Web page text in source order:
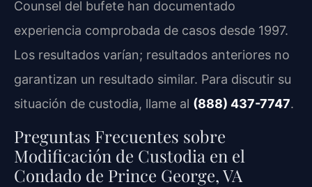
Counsel del bufete han documentado
experiencia comprobada de casos desde 1997.
Los resultados varían; resultados anteriores no
garantizan un resultado similar. Para discutir su
situación de custodia, llame al (888) 437-7747.
Preguntas Frecuentes sobre
Modificación de Custodia en el
Condado de Prince George, VA